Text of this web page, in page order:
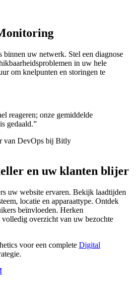
binnen uw netwerk. Stel een diagnose
in uw hele
om knelpunten en storingen te
reageren; onze gemiddelde
gedaald.”
van DevOps bij Bitly
en uw klanten blijer
uw website ervaren. Bekijk laadtijden
locatie en apparaattype. Ontdek
beïnvloeden. Herken
volledig overzicht van uw bezochte
voor een complete Digital